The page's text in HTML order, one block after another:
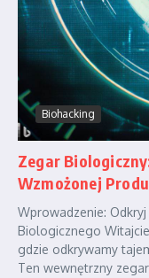
Biohacking
Zegar
Wzmożonej
Wprowadzenie:
Biologicznego
gdzie odkrywamy
Ten wewnętrzny